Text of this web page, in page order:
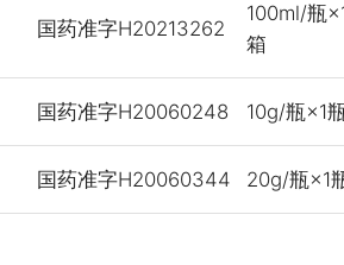
国药准字H20213262
100ml/瓶
箱
国药准字H20060248 10g/瓶×1
国药准字H20060344 20g/瓶×1